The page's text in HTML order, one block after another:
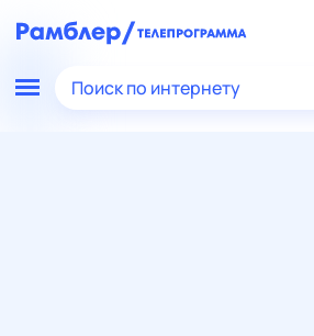
Поиск по интернету